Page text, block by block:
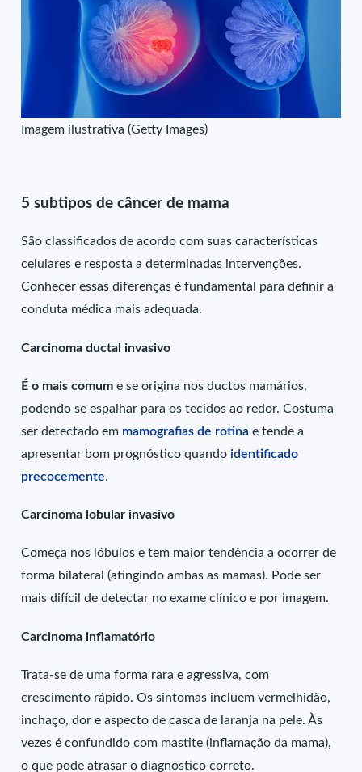
Imagem ilustrativa (Getty Images)
5 subtipos de câncer de mama
São classificados de acordo com suas características
celulares e resposta a determinadas intervenções.
Conhecer essas diferenças é fundamental para definir a
conduta médica mais adequada.
Carcinoma ductal invasivo
É o mais comume se origina nos ductos mamários,
podendo se espalhar para os tecidos ao redor. Costuma
ser detectado em mamografias de rotina e tende a
apresentar bom prognóstico quando identificado
precocemente.
Carcinoma lobular invasivo
Começa nos lóbulos e tem maior tendência a ocorrer de
forma bilateral (atingindo ambas as mamas). Pode ser
mais difícil de detectar no exame clínico e por imagem.
Carcinoma inflamatório
Trata-se de uma forma rara e agressiva, com
crescimento rápido. Os sintomas incluem vermelhidão,
inchaço, dor e aspecto de casca de laranja na pele. Às
vezes é confundido com mastite (inflamação da mama),
o que pode atrasar o diagnóstico correto.